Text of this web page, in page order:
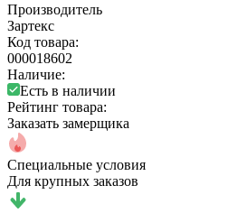
Производитель
Зартекс
Код товара:
000018602
Наличие:
Есть в наличии
Рейтинг товара:
Заказать замерщика
Специальные условия
Для крупных заказов